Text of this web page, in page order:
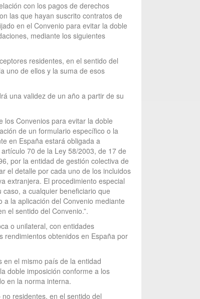
con los pagos de derechos
las que hayan suscrito contratos de
en el Convenio para evitar la doble
mediante los siguientes
residentes, en el sentido del
uno de ellos y la suma de esos
una validez de un año a partir de su
los Convenios para evitar la doble
de un formulario específico o la
en España estará obligada a
70 de la Ley 58/2003, de 17 de
por la entidad de gestión colectiva de
el detalle por cada uno de los incluidos
extranjera. El procedimiento especial
a cualquier beneficiario que
la aplicación del Convenio mediante
el sentido del Convenio.”.
o unilateral, con entidades
rendimientos obtenidos en España por
el mismo país de la entidad
doble imposición conforme a los
en la norma interna.
residentes, en el sentido del